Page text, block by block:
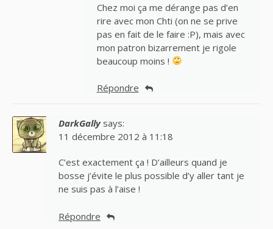
Chez moi ça me dérange pas d’en
rire avec mon Chti (on ne se prive
pas en fait de le faire :P), mais avec
mon patron bizarrement je rigole
beaucoup moins !
Répondre
DarkGally says:
11 décembre 2012 à 11:18
C’est exactement ça ! D’ailleurs quand je
bosse j’évite le plus possible d’y aller tant je
ne suis pas à l’aise !
Répondre